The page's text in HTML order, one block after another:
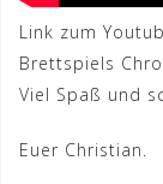
Link zum
Brettspiels
Viel Spaß und
Euer Christian.